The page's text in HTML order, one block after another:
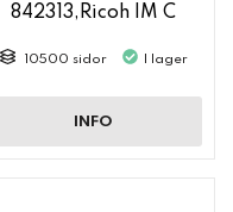
842313,Ricoh IM C
10500 sidor I lager
INFO